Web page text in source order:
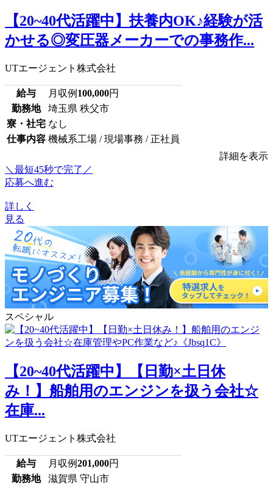
【20~40代活躍中】扶養内OK♪経験が活
かせる◎変圧器メーカーでの事務作...
UTエージェント株式会社
給与 月収例 100,000円
勤務地
埼玉県 秩父市
寮・社宅 なし
仕事内容 機械系工場 / 現場事務 / 正社員
詳細を表示
＼最短45秒で完了／
応募へ進む
詳しく
見る
スペシャル
【20~40代活躍中】【日勤×土日休
み！】船舶用のエンジンを扱う会社☆
在庫...
UTエージェント株式会社
給与 月収例201,000円
勤務地
滋賀県 守山市